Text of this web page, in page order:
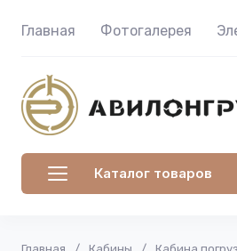
Главная Фотогалерея
Каталог товаров